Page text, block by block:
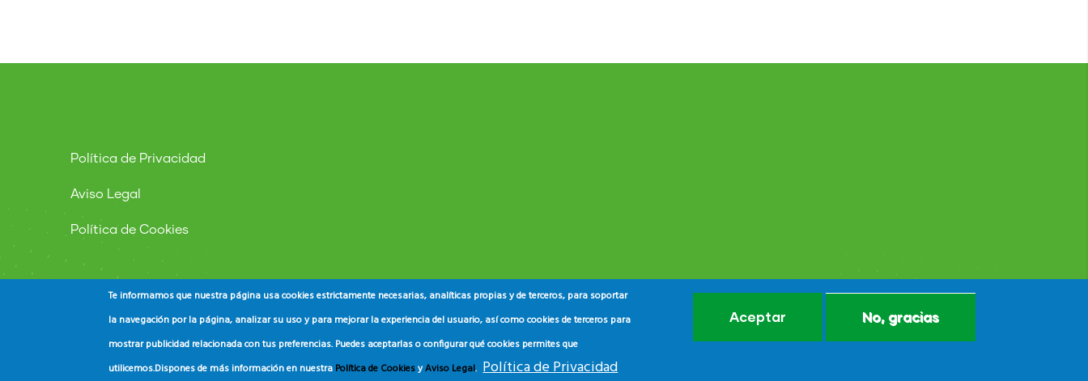
Política de Privacidad
Aviso Legal
Política de Cookies
© Copyright ADEAC2023. All Rights Reserved.
Te informamos que nuestra página usa cookies estrictamente necesarias, analíticas propias y de terceros, para soportar
la navegación por la página, analizar su uso y para mejorar la experiencia del usuario, así como cookies de terceros para
mostrar publicidad relacionada con tus preferencias. Puedes aceptarlas o configurar qué cookies permites que
utilicemos.Dispones de más información en nuestra Política de CookiesyAviso Legal. Política de Privacidad
Aceptar No, gracias